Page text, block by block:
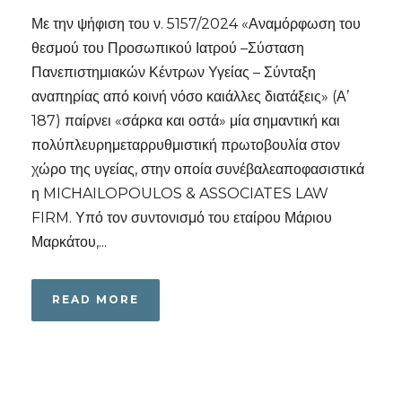
Με την ψήφιση του ν. 5157/2024 «Αναμόρφωση του
θεσμού του Προσωπικού Ιατρού –Σύσταση
Πανεπιστημιακών Κέντρων Υγείας – Σύνταξη
αναπηρίας από κοινή νόσο καιάλλες διατάξεις» (Α’
187) παίρνει «σάρκα και οστά» μία σημαντική και
πολύπλευρημεταρρυθμιστική πρωτοβουλία στον
χώρο της υγείας, στην οποία συνέβαλεαποφασιστικά
η MICHAILOPOULOS & ASSOCIATES LAW
FIRM. Υπό τον συντονισμό του εταίρου Μάριου
Μαρκάτου,...
READ MORE